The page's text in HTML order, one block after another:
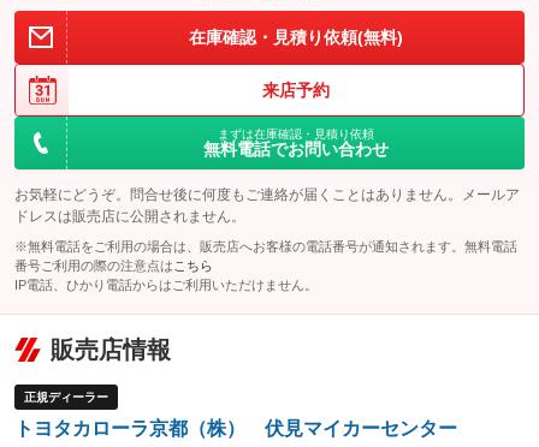
在庫確認・見積り依頼(無料)
来店予約
まずは在庫確認・見積り依頼
無料電話でお問い合わせ
お気軽にどうぞ。問合せ後に何度もご連絡が届くことはありません。メールア
ドレスは販売店に公開されません。
※無料電話をご利用の場合は、販売店へお客様の電話番号が通知されます。無料電話
番号ご利用の際の注意点は こちら
IP電話、ひかり電話からはご利用いただけません。
販売店情報
正規ディーラー
トヨタカローラ京都（株） 伏見マイカーセンター